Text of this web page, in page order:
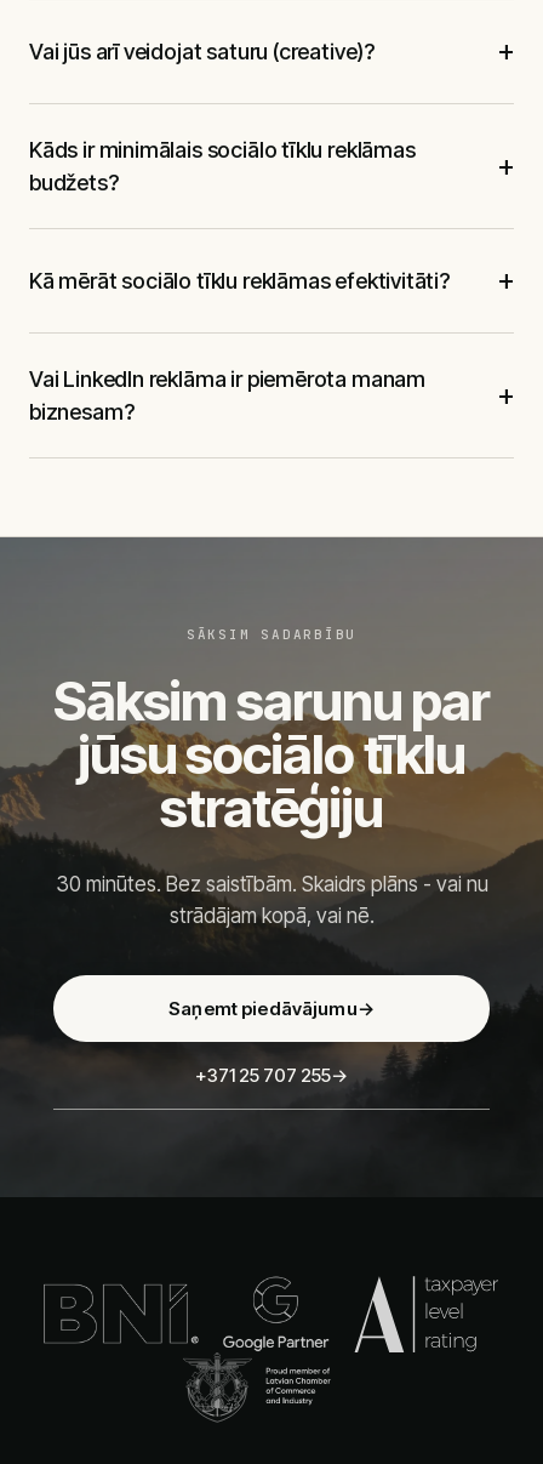
Vai jūs arī veidojat saturu (creative)? +
Kāds ir minimālais sociālo tīklu reklāmas
budžets?
+
Kā mērāt sociālo tīklu reklāmas efektivitāti? +
Vai LinkedIn reklāma ir piemērota manam
biznesam?
+
SĀKSIM SADARBĪBU
Sāksim sarunu par
jūsu sociālo tīklu
stratēģiju
30 minūtes. Bez saistībām. Skaidrs plāns - vai nu
strādājam kopā, vai nē.
Saņemt piedāvājumu→
+371 25 707 255→